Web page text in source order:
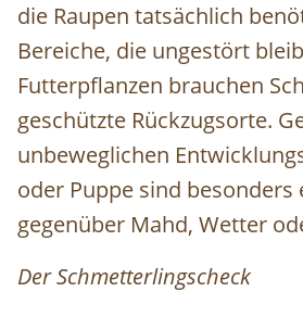
die Raupen tatsächlich
Bereiche, die ungestört
Futterpflanzen brauchen
geschützte Rückzugsorte.
unbeweglichen
oder Puppe sind
gegenüber Mahd, Wetter
Der Schmetterlingscheck